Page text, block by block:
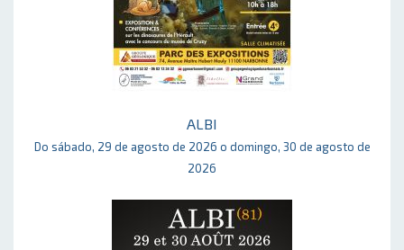
ALBI
Do sábado, 29 de agosto de 2026 o domingo, 30 de agosto de
2026